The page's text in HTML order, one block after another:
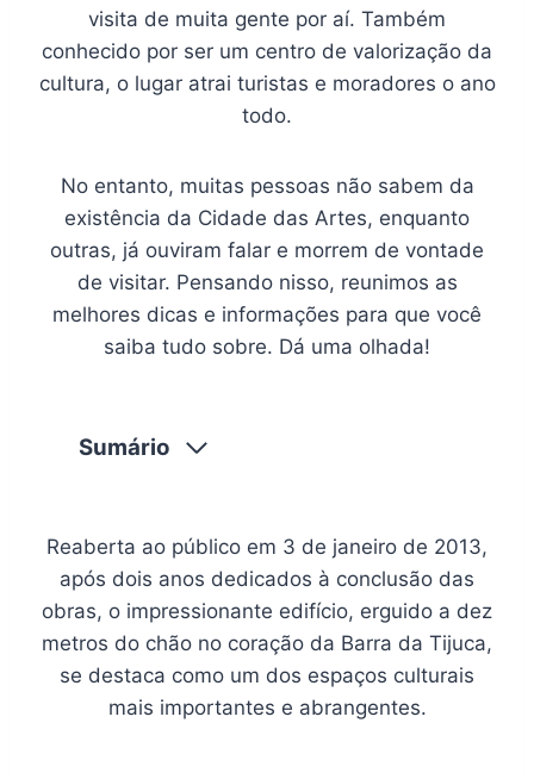
visita de muita gente por aí. Também
conhecido por ser um centro de valorização da
cultura, o lugar atrai turistas e moradores o ano
todo.
No entanto, muitas pessoas não sabem da
existência da Cidade das Artes, enquanto
outras, já ouviram falar e morrem de vontade
de visitar. Pensando nisso, reunimos as
melhores dicas e informações para que você
saiba tudo sobre. Dá uma olhada!
Sumário
Reaberta ao público em 3 de janeiro de 2013,
após dois anos dedicados à conclusão das
obras, o impressionante edifício, erguido a dez
metros do chão no coração da Barra da Tijuca,
se destaca como um dos espaços culturais
mais importantes e abrangentes.